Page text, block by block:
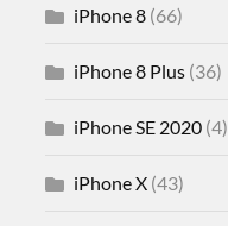
iPhone 8 (66)
iPhone 8 Plus (36)
iPhone SE 2020 (4)
iPhone X (43)